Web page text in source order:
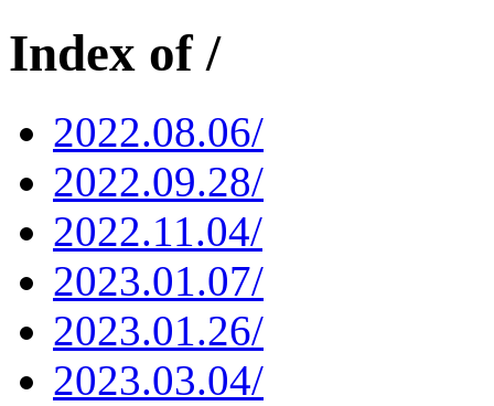
Index of /
2022.08.06/
2022.09.28/
2022.11.04/
2023.01.07/
2023.01.26/
2023.03.04/